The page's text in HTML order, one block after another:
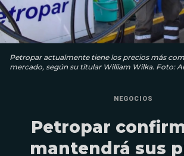
Petropar actualmente tiene los precios más
mercado, según su titular William Wilka. Foto:
NEGOCIOS
Petropar
mantendrá sus